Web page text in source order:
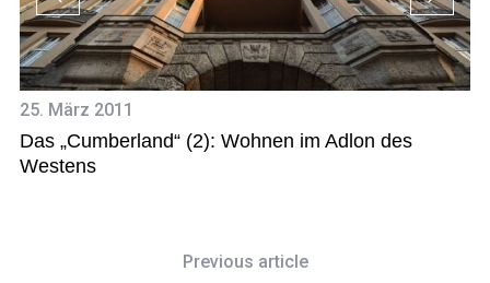
25. März 2011
Das „Cumberland“ (2): Wohnen im Adlon des
Westens
Previous article